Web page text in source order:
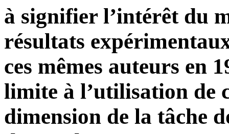
à signifier l’intérêt du
résultats
ces mêmes auteurs en
limite à l’utilisation de
dimension de la tâche